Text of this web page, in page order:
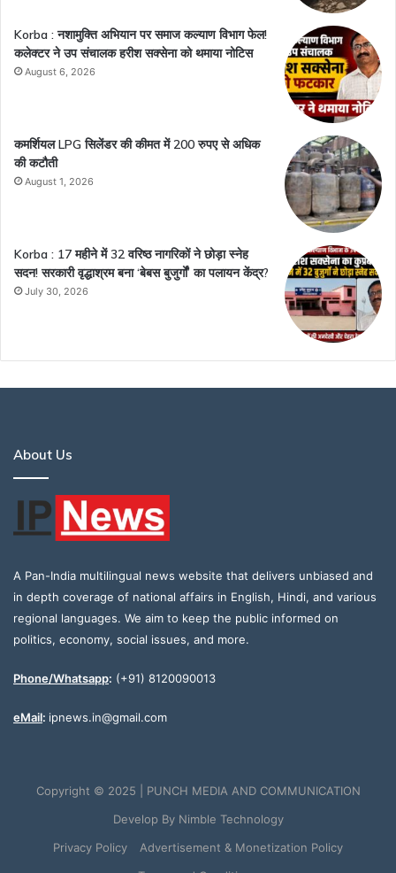
Korba : नशामुक्ति अभियान पर समाज कल्याण विभाग फेल!
कलेक्टर ने उप संचालक हरीश सक्सेना को थमाया नोटिस
August 6, 2026
कमर्शियल LPG सिलेंडर की कीमत में 200 रुपए से अधिक
की कटौती
August 1, 2026
Korba : 17 महीने में 32 वरिष्ठ नागरिकों ने छोड़ा स्नेह
सदन! सरकारी वृद्धाश्रम बना ‘बेबस बुजुर्गों’ का पलायन केंद्र?
July 30, 2026
About Us
A Pan-India multilingual news website that delivers unbiased and
in depth coverage of national affairs in English, Hindi, and various
regional languages. We aim to keep the public informed on
politics, economy, social issues, and more.
Phone/Whatsapp: (+91) 8120090013
eMail: ipnews.in@gmail.com
Copyright © 2025 | PUNCH MEDIA AND COMMUNICATION
Develop By Nimble Technology
Privacy Policy
Advertisement & Monetization Policy